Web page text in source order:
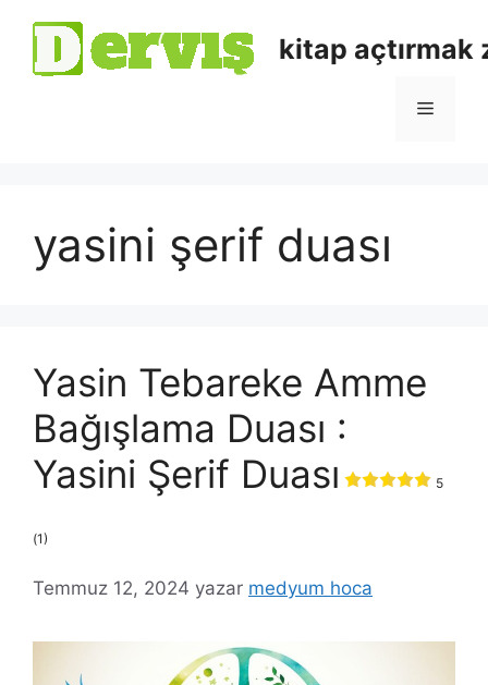
kitap açtırmak
yasini şerif duası
Yasin Tebareke Amme
Bağışlama Duası :
Yasini Şerif Duası
5
(1)
Temmuz 12, 2024 yazar medyum hoca